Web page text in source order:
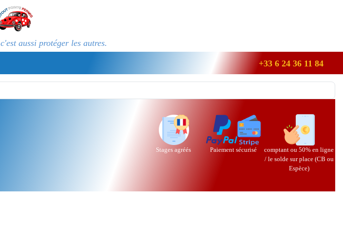
aussi protéger les autres.
+33 6 24 36 11 84
Stages agréés Paiement sécurisé
comptant ou 50% en ligne
/ le solde sur place (CB ou
Espèce)